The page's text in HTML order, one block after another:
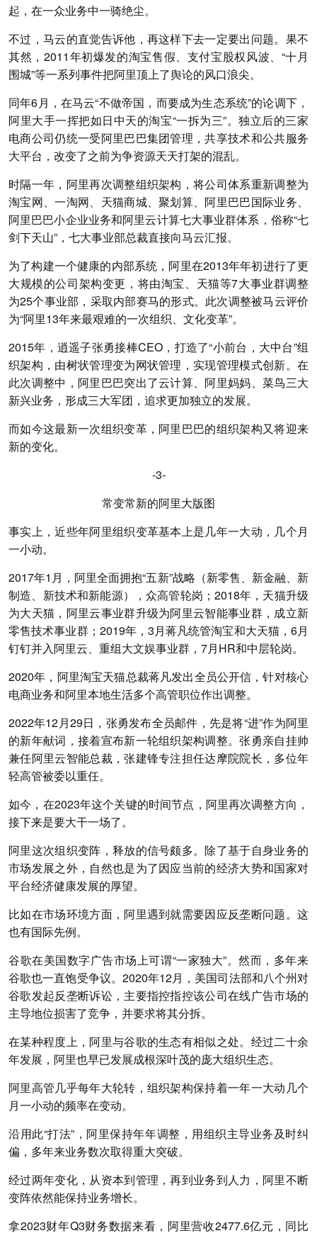
起，在一众业务中一骑绝尘。
不过，马云的直觉告诉他，再这样下去一定要出问题。果不
其然，2011年初爆发的淘宝售假、支付宝股权风波、“十月
围城”等一系列事件把阿里顶上了舆论的风口浪尖。
同年6月，在马云“不做帝国，而要成为生态系统”的论调下，
阿里大手一挥把如日中天的淘宝“一拆为三”。独立后的三家
电商公司仍统一受阿里巴巴集团管理，共享技术和公共服务
大平台，改变了之前为争资源天天打架的混乱。
时隔一年，阿里再次调整组织架构，将公司体系重新调整为
淘宝网、一淘网、天猫商城、聚划算、阿里巴巴国际业务、
阿里巴巴小企业业务和阿里云计算七大事业群体系，俗称“七
剑下天山”，七大事业部总裁直接向马云汇报。
为了构建一个健康的内部系统，阿里在2013年年初进行了更
大规模的公司架构变更，将由淘宝、天猫等7大事业群调整
为25个事业部，采取内部赛马的形式。此次调整被马云评价
为“阿里13年来最艰难的一次组织、文化变革”。
2015年，逍遥子张勇接棒CEO，打造了“小前台，大中台”组
织架构，由树状管理变为网状管理，实现管理模式创新。在
此次调整中，阿里巴巴突出了云计算、阿里妈妈、菜鸟三大
新兴业务，形成三大军团，追求更加独立的发展。
而如今这最新一次组织变革，阿里巴巴的组织架构又将迎来
新的变化。
-3-
常变常新的阿里大版图
事实上，近些年阿里组织变革基本上是几年一大动，几个月
一小动。
2017年1月，阿里全面拥抱“五新”战略（新零售、新金融、新
制造、新技术和新能源），众高管轮岗；2018年，天猫升级
为大天猫，阿里云事业群升级为阿里云智能事业群，成立新
零售技术事业群；2019年，3月蒋凡统管淘宝和大天猫，6月
钉钉并入阿里云、重组大文娱事业群，7月HR和中层轮岗。
2020年，阿里淘宝天猫总裁蒋凡发出全员公开信，针对核心
电商业务和阿里本地生活多个高管职位作出调整。
2022年12月29日，张勇发布全员邮件，先是将“进”作为阿里
的新年献词，接着宣布新一轮组织架构调整。张勇亲自挂帅
兼任阿里云智能总裁，张建锋专注担任达摩院院长，多位年
轻高管被委以重任。
如今，在2023年这个关键的时间节点，阿里再次调整方向，
接下来是要大干一场了。
阿里这次组织变阵，释放的信号颇多。除了基于自身业务的
市场发展之外，自然也是为了因应当前的经济大势和国家对
平台经济健康发展的厚望。
比如在市场环境方面，阿里遇到就需要因应反垄断问题。这
也有国际先例。
谷歌在美国数字广告市场上可谓“一家独大”。然而，多年来
谷歌也一直饱受争议。2020年12月，美国司法部和八个州对
谷歌发起反垄断诉讼，主要指控指控该公司在线广告市场的
主导地位损害了竞争，并要求将其分拆。
在某种程度上，阿里与谷歌的生态有相似之处。经过二十余
年发展，阿里也早已发展成根深叶茂的庞大组织生态。
阿里高管几乎每年大轮转，组织架构保持着一年一大动几个
月一小动的频率在变动。
沿用此“打法”，阿里保持年年调整，用组织主导业务及时纠
偏，多年来业务数次取得重大突破。
经过两年变化，从资本到管理，再到业务到人力，阿里不断
变阵依然能保持业务增长。
拿2023财年Q3财务数据来看，阿里营收2477.6亿元，同比